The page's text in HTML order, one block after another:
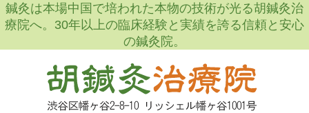
鍼灸は本場中国で培われた本物の技術が光る胡鍼灸治
療院へ。30年以上の臨床経験と実績を誇る信頼と安心
の鍼灸院。